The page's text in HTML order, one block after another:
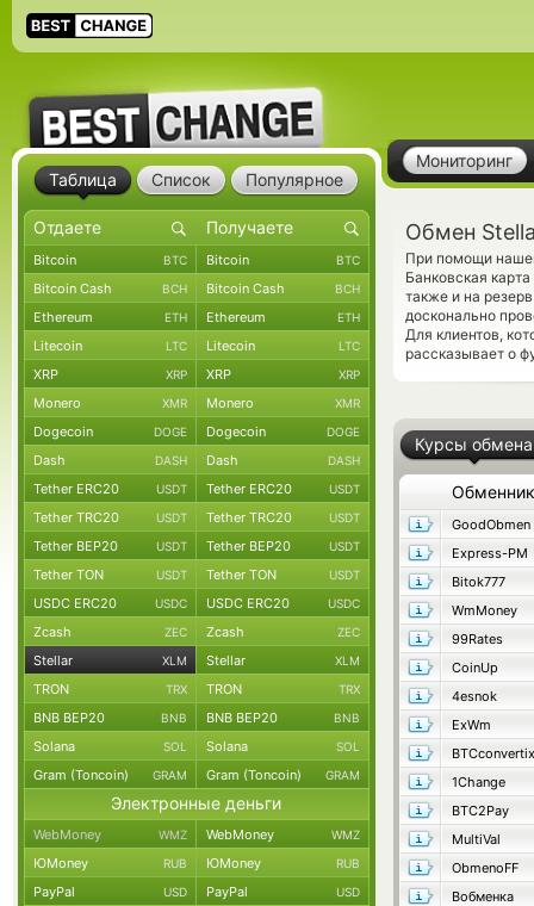
Мониторинг
Обмен
При помощи
Банковская
также и на
досконально
Для клиентов,
рассказывает о
Курсы обмена
Обменник
GoodObmen
Express-PM
Bitok777
WmMoney
99Rates
CoinUp
4esnok
ExWm
BTCconvertix
1Change
BTC2Pay
MultiVal
ObmenoFF
Вобменка
Таблица Список Популярное
Bitcoin BTC Bitcoin BTC
Bitcoin Cash BCH Bitcoin Cash BCH
Ethereum ETH Ethereum ETH
Litecoin LTC Litecoin LTC
XRP XRP XRP XRP
Monero XMR Monero XMR
Dogecoin DOGE Dogecoin DOGE
Dash DASH Dash DASH
Tether ERC20 USDT Tether ERC20 USDT
Tether TRC20 USDT Tether TRC20 USDT
Tether BEP20 USDT Tether BEP20 USDT
Tether TON USDT Tether TON USDT
USDC ERC20 USDC USDC ERC20 USDC
Zcash ZEC Zcash ZEC
Stellar XLM Stellar XLM
TRON TRX TRON TRX
BNB BEP20 BNB BNB BEP20 BNB
Solana SOL Solana SOL
Gram (Toncoin) GRAM Gram (Toncoin) GRAM
Электронные деньги
WebMoney WMZ WebMoney WMZ
ЮMoney RUB ЮMoney RUB
PayPal USD PayPal USD